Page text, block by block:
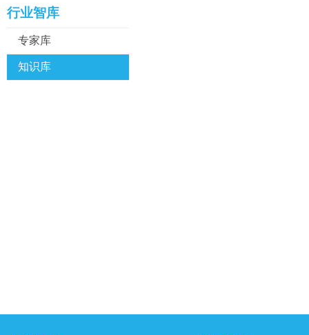
行业智库
专家库
知识库